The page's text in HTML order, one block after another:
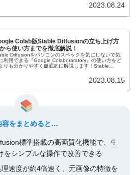
2023.08.24
Colab版Stable Diffusionの立ち上げ方
ら使い方までを徹底解説！
Diffusionをパソコンのスペックを気にしないで気
利用できる『Google Colaboraratory』の使い方をど
りも分かりやすく徹底的に解説します！Stable
法など網羅的にご紹介しますので是非参考にしてくださ
2023.08.15
容をまとめると…
標準搭載の高画質化機能で、生
をシンプルな操作で改善できる
速度が約4倍速く、元画像の特徴を